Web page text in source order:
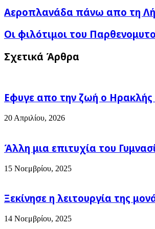
Αεροπλανάδα
πάνω
τη
Αεροπλανάδα πάνω απο τη
Οι
φιλότιμοι
Παρθενομυτου...
Οι φιλότιμοι του
Σχετικά Άρθρα
Εφυγε απο την ζωή o Ηρακλής
20 Απριλίου, 2026
Άλλη μια επιτυχία του
15 Νοεμβρίου, 2025
Ξεκίνησε η λειτουργία της
14 Νοεμβρίου, 2025